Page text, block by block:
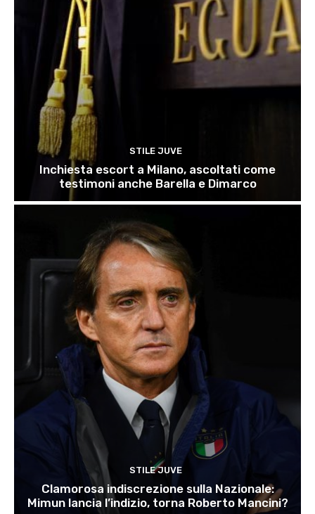
STILE JUVE
Inchiesta escort a Milano, ascoltati come
testimoni anche Barella e Dimarco
STILE JUVE
Clamorosa indiscrezione sulla Nazionale:
Mimun lancia l’indizio, torna Roberto Mancini?